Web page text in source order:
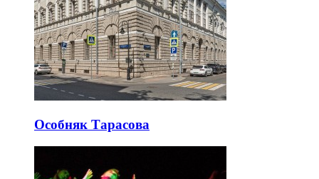
Особняк Тарасова